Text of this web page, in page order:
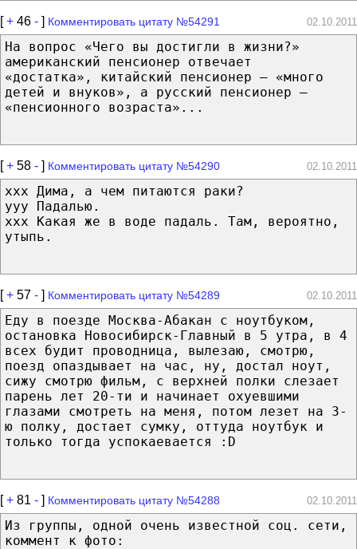
[+ 46 - ] Комментировать цитату №54291 02.10.2011
На вопрос «Чего вы достигли в жизни?»
американский пенсионер отвечает
«достатка», китайский пенсионер – «много
детей и внуков», а русский пенсионер –
«пенсионного возраста»...
[+ 58 - ] Комментировать цитату №54290 02.10.2011
xxx Дима, а чем питаются раки?
yyy Падалью.
xxx Какая же в воде падаль. Там, вероятно,
утыпь.
[+ 57 - ] Комментировать цитату №54289 02.10.2011
Еду в поезде Москва-Абакан с ноутбуком,
остановка Новосибирск-Главный в 5 утра, в 4
всех будит проводница, вылезаю, смотрю,
поезд опаздывает на час, ну, достал ноут,
сижу смотрю фильм, с верхней полки слезает
парень лет 20-ти и начинает охуевшими
глазами смотреть на меня, потом лезет на 3-
ю полку, достает сумку, оттуда ноутбук и
только тогда успокаевается :D
[+ 81 - ] Комментировать цитату №54288 02.10.2011
Из группы, одной очень известной соц. сети,
коммент к фото: